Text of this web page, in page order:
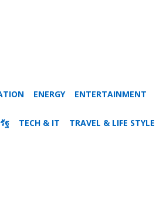
ENERGY ENTERTAINMENT
ฐ TECH & IT TRAVEL & LIFE STYLE